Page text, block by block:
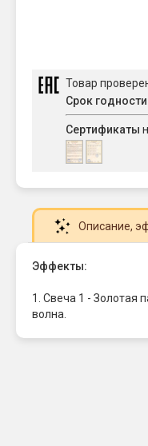
Товар
Срок годности
Сертификаты
Описание,
Эффекты:
1. Свеча 1 - Золотая
волна.